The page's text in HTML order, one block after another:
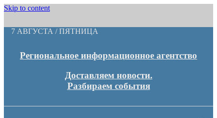
Skip to content
7 АВГУСТА / ПЯТНИЦА
Региональное информационное агентство
Доставляем новости.
Разбираем события